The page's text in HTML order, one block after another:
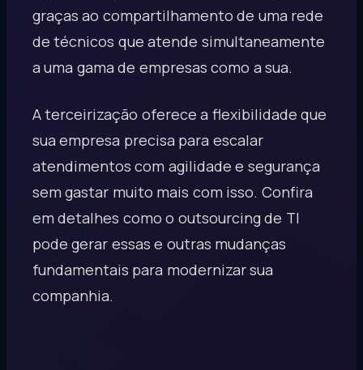
graças ao compartilhamento de uma rede
de técnicos que atende simultaneamente
a uma gama de empresas como a sua.
A terceirização oferece a flexibilidade que
sua empresa precisa para escalar
atendimentos com agilidade e segurança
sem gastar muito mais com isso. Confira
em detalhes como o outsourcing de TI
pode gerar essas e outras mudanças
fundamentais para modernizar sua
companhia.